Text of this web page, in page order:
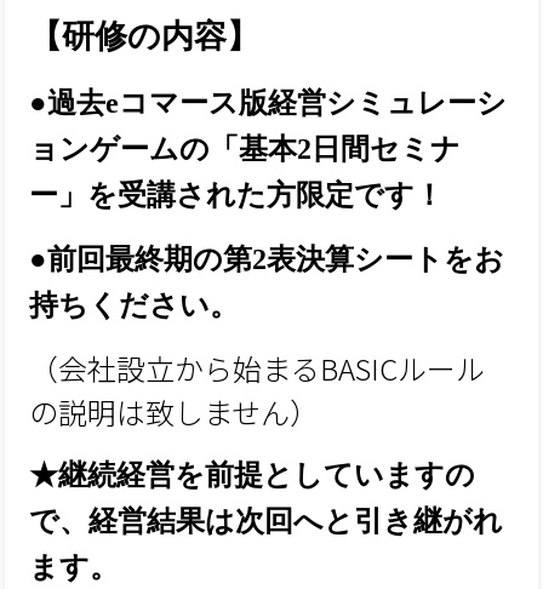
【研修の内容】
●過去eコマース版経営シミュレーシ
ョンゲームの「基本2日間セミナ
ー」を受講された方限定です！
●前回最終期の第2表決算シートをお
持ちください。
（会社設立から始まるBASICルール
の説明は致しません）
★継続経営を前提としていますの
で、経営結果は次回へと引き継がれ
ます。